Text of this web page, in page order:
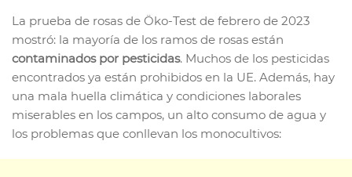
La prueba de rosas de Öko-Test de febrero de 2023
mostró: la mayoría de los ramos de rosas están
contaminados por pesticidas. Muchos de los pesticidas
encontrados ya están prohibidos en la UE. Además, hay
una mala huella climática y condiciones laborales
miserables en los campos, un alto consumo de agua y
los problemas que conllevan los monocultivos: